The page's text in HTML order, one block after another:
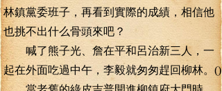
林鎮黨委班子，再看到實際的成績，相信他
也挑不出什么骨頭來吧？
喊了熊子光、詹在平和呂治新三人，一
起在外面吃過中午，李毅就匆匆趕回柳林。()